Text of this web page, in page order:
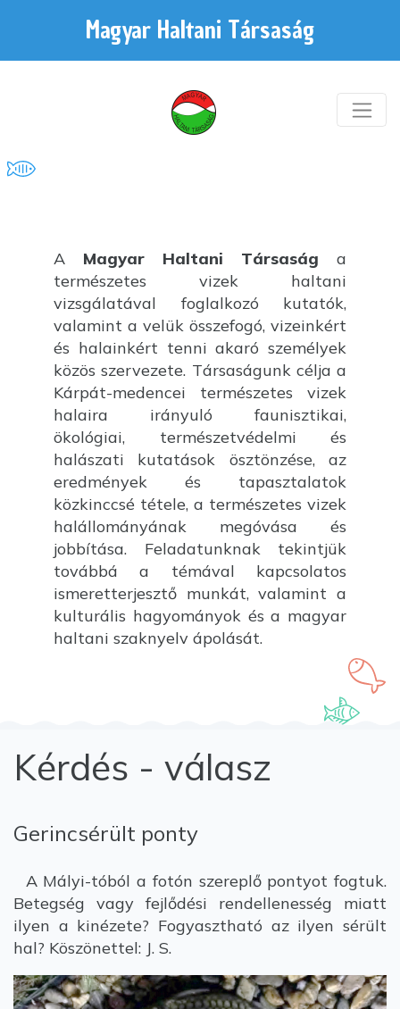
Magyar Haltani Társaság
A Magyar Haltani Társaság a
természetes vizek haltani
vizsgálatával foglalkozó kutatók,
valamint a velük összefogó, vizeinkért
és halainkért tenni akaró személyek
közös szervezete. Társaságunk célja a
Kárpát-medencei természetes vizek
halaira irányuló faunisztikai,
ökológiai, természetvédelmi és
halászati kutatások ösztönzése, az
eredmények és tapasztalatok
közkinccsé tétele, a természetes vizek
halállományának megóvása és
jobbítása. Feladatunknak tekintjük
továbbá a témával kapcsolatos
ismeretterjesztő munkát, valamint a
kulturális hagyományok és a magyar
haltani szaknyelv ápolását.
Kérdés - válasz
Gerincsérült ponty
A Mályi-tóból a fotón szereplő pontyot fogtuk.
Betegség vagy fejlődési rendellenesség miatt
ilyen a kinézete? Fogyasztható az ilyen sérült
hal? Köszönettel: J. S.